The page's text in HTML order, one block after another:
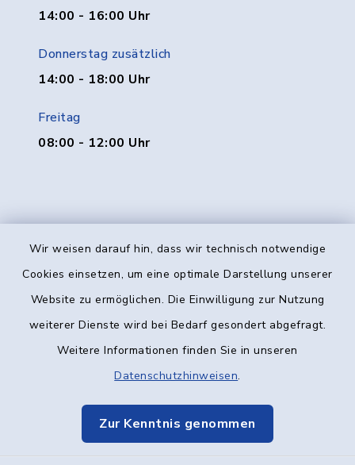
Wir weisen darauf hin, dass wir technisch notwendige
Cookies einsetzen, um eine optimale Darstellung unserer
Website zu ermöglichen. Die Einwilligung zur Nutzung
weiterer Dienste wird bei Bedarf gesondert abgefragt.
Weitere Informationen finden Sie in unseren
Datenschutzhinweisen.
Zur Kenntnis genommen
14:00 - 16:00 Uhr
Donnerstag zusätzlich
14:00 - 18:00 Uhr
Freitag
08:00 - 12:00 Uhr
Kontakt
Datenschutz
Elektronische Kommunikation